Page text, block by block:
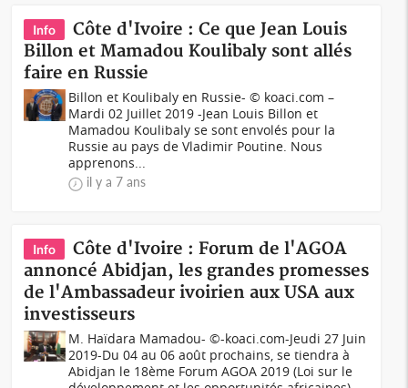
Info
Côte d'Ivoire : Ce que Jean Louis
Billon et Mamadou Koulibaly sont allés
faire en Russie
Billon et Koulibaly en Russie- © koaci.com –
Mardi 02 Juillet 2019 -Jean Louis Billon et
Mamadou Koulibaly se sont envolés pour la
Russie au pays de Vladimir Poutine. Nous
apprenons...
il y a 7 ans
Info
Côte d'Ivoire : Forum de l'AGOA
annoncé Abidjan, les grandes promesses
de l'Ambassadeur ivoirien aux USA aux
investisseurs
M. Haïdara Mamadou- ©-koaci.com-Jeudi 27 Juin
2019-Du 04 au 06 août prochains, se tiendra à
Abidjan le 18ème Forum AGOA 2019 (Loi sur le